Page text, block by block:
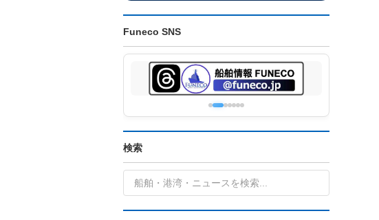
Funeco SNS
検索